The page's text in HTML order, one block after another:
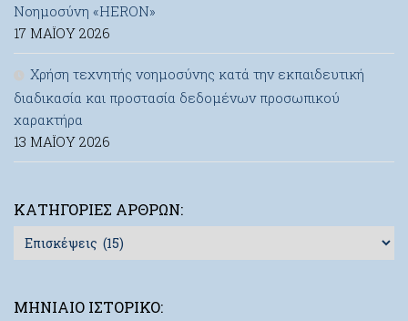
Νοημοσύνη «HERON»
17 ΜΑΪ́ΟΥ 2026
Χρήση τεχνητής νοημοσύνης κατά την εκπαιδευτική
διαδικασία και προστασία δεδομένων προσωπικού
χαρακτήρα
13 ΜΑΪ́ΟΥ 2026
ΚΑΤΗΓΟΡΊΕΣ ΆΡΘΡΩΝ:
Κατηγορίες
Άρθρων:
ΜΗΝΙΑΊΟ ΙΣΤΟΡΙΚΌ: